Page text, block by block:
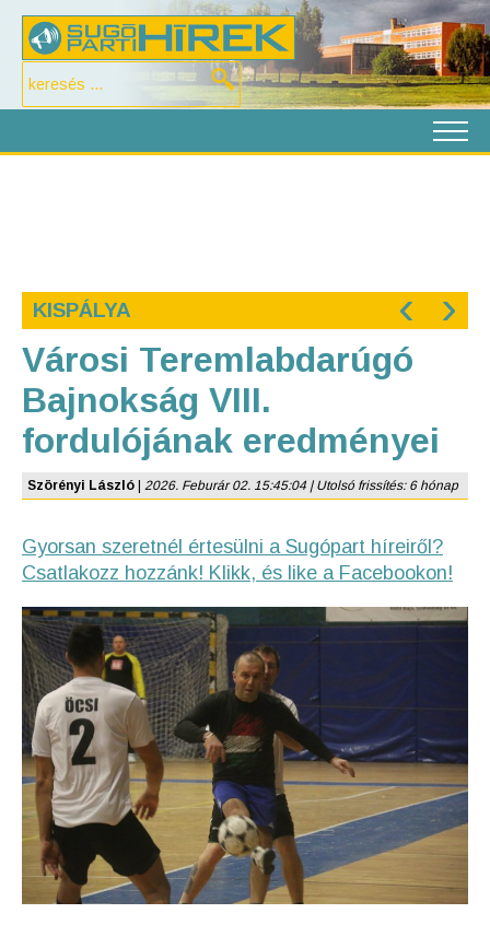
KISPÁLYA ‹ ›
Városi Teremlabdarúgó
Bajnokság VIII.
fordulójának eredményei
Szörényi László 2026. Feburár 02. 15:45:04 | Utolsó frissítés: 6 hónap
Gyorsan szeretnél értesülni a Sugópart híreiről?
Csatlakozz hozzánk! Klikk, és like a Facebookon!